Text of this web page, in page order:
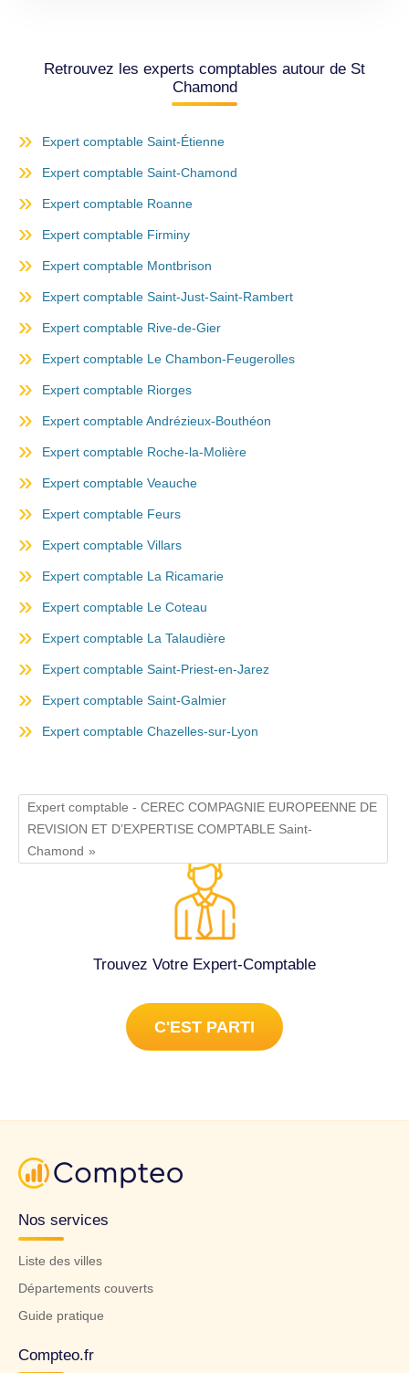
Retrouvez les experts comptables autour de St
Chamond
Expert comptable Saint-Étienne
Expert comptable Saint-Chamond
Expert comptable Roanne
Expert comptable Firminy
Expert comptable Montbrison
Expert comptable Saint-Just-Saint-Rambert
Expert comptable Rive-de-Gier
Expert comptable Le Chambon-Feugerolles
Expert comptable Riorges
Expert comptable Andrézieux-Bouthéon
Expert comptable Roche-la-Molière
Expert comptable Veauche
Expert comptable Feurs
Expert comptable Villars
Expert comptable La Ricamarie
Expert comptable Le Coteau
Expert comptable La Talaudière
Expert comptable Saint-Priest-en-Jarez
Expert comptable Saint-Galmier
Expert comptable Chazelles-sur-Lyon
Expert comptable - CEREC COMPAGNIE EUROPEENNE DE
REVISION ET D’EXPERTISE COMPTABLE Saint-
Chamond
Trouvez Votre Expert-Comptable
C'EST PARTI
Nos services
Liste des villes
Départements couverts
Guide pratique
Compteo.fr